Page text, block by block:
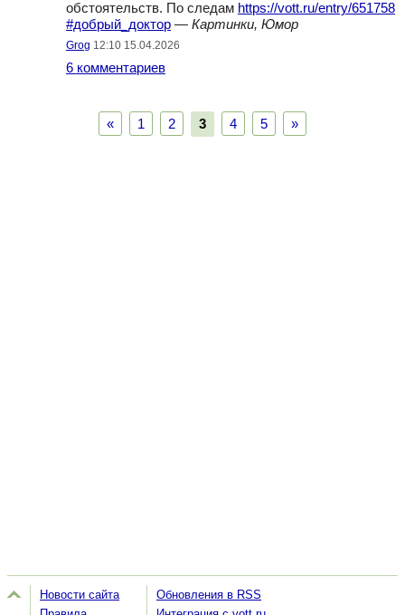
обстоятельств. По следам https://vott.ru/entry/651758
#добрый_доктор — Картинки, Юмор
Grog 12:10 15.04.2026
6 комментариев
« 1 2 3 4 5 »
Новости сайта
Обновления в RSS